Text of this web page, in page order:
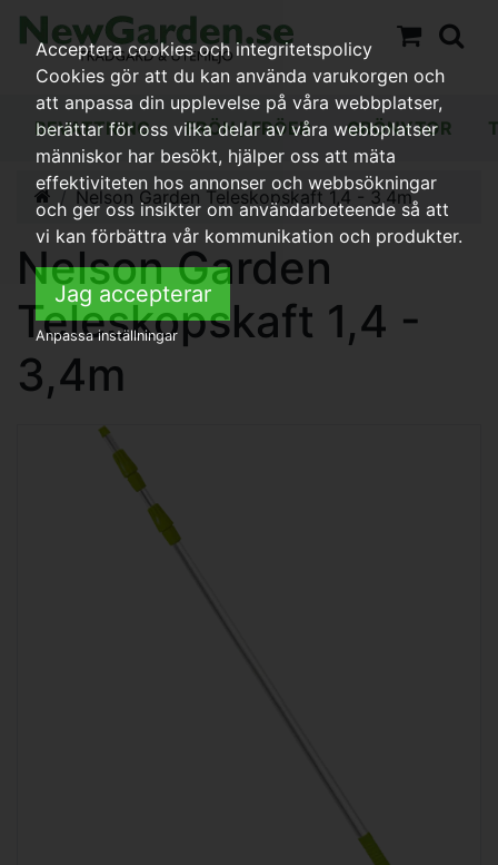
BEVATTNING FRÖN / FRÖER GRÖNYTOR
Nelson Garden Teleskopskaft 1,4 - 3,4m
Nelson Garden
Teleskopskaft 1,4 -
3,4m
Acceptera cookies och integritetspolicy
Cookies gör att du kan använda varukorgen och
att anpassa din upplevelse på våra webbplatser,
berättar för oss vilka delar av våra webbplatser
människor har besökt, hjälper oss att mäta
effektiviteten hos annonser och webbsökningar
och ger oss insikter om användarbeteende så att
vi kan förbättra vår kommunikation och produkter.
Jag accepterar
Anpassa inställningar